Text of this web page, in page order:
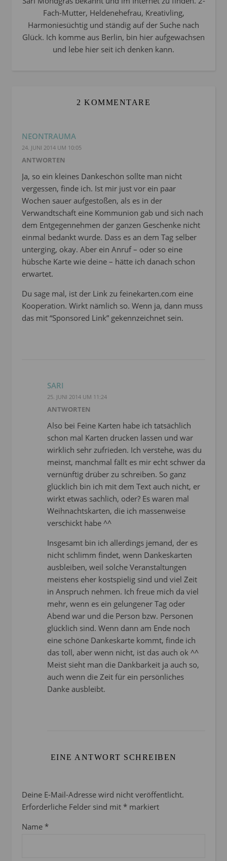
Fach-Mutter, Heldenehefrau, Kreativling,
Harmoniesüchtig und ständig auf der Suche nach
Glück. Ich komme aus Berlin, bin hier aufgewachsen
und lebe hier seit ich denken kann.
2 KOMMENTARE
NEONTRAUMA
24. JUNI 2014 UM 10:05
ANTWORTEN
Ja, so ein kleines Dankeschön sollte man nicht
vergessen, finde ich. Ist mir just vor ein paar
Wochen sauer aufgestoßen, als es in der
Verwandtschaft eine Kommunion gab und sich nach
dem Entgegennehmen der ganzen Geschenke nicht
einmal bedankt wurde. Dass es an dem Tag selber
unterging, okay. Aber ein Anruf – oder so eine
hübsche Karte wie deine – hätte ich danach schon
erwartet.
Du sage mal, ist der Link zu feinekarten.com eine
Kooperation. Wirkt nämlich so. Wenn ja, dann muss
das mit “Sponsored Link” gekennzeichnet sein.
SARI
25. JUNI 2014 UM 11:24
ANTWORTEN
Also bei Feine Karten habe ich tatsächlich
schon mal Karten drucken lassen und war
wirklich sehr zufrieden. Ich verstehe, was du
meinst, manchmal fällt es mir echt schwer da
vernünftig drüber zu schreiben. So ganz
glücklich bin ich mit dem Text auch nicht, er
wirkt etwas sachlich, oder? Es waren mal
Weihnachtskarten, die ich massenweise
verschickt habe ^^
Insgesamt bin ich allerdings jemand, der es
nicht schlimm findet, wenn Dankeskarten
ausbleiben, weil solche Veranstaltungen
meistens eher kostspielig sind und viel Zeit
in Anspruch nehmen. Ich freue mich da viel
mehr, wenn es ein gelungener Tag oder
Abend war und die Person bzw. Personen
glücklich sind. Wenn dann am Ende noch
eine schöne Dankeskarte kommt, finde ich
das toll, aber wenn nicht, ist das auch ok ^^
Meist sieht man die Dankbarkeit ja auch so,
auch wenn die Zeit für ein persönliches
Danke ausbleibt.
EINE ANTWORT SCHREIBEN
Deine E-Mail-Adresse wird nicht veröffentlicht.
Erforderliche Felder sind mit * markiert
Name *